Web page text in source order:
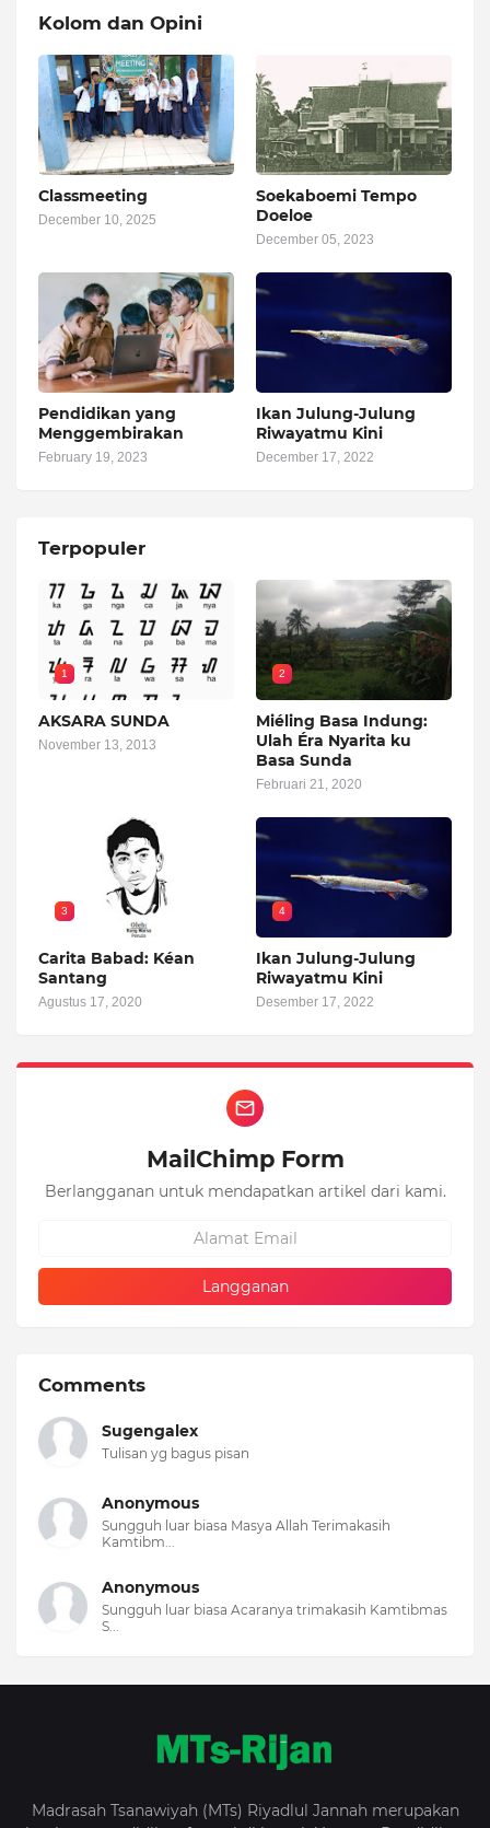
Kolom dan Opini
Classmeeting
December 10, 2025
Soekaboemi Tempo
Doeloe
December 05, 2023
Pendidikan yang
Menggembirakan
February 19, 2023
Ikan Julung-Julung
Riwayatmu Kini
December 17, 2022
Terpopuler
1
AKSARA SUNDA
November 13, 2013
2
Miéling Basa Indung:
Ulah Éra Nyarita ku
Basa Sunda
Februari 21, 2020
3
Carita Babad: Kéan
Santang
Agustus 17, 2020
4
Ikan Julung-Julung
Riwayatmu Kini
Desember 17, 2022
MailChimp Form
Berlangganan untuk mendapatkan artikel dari kami.
Comments
Sugengalex
Tulisan yg bagus pisan
Anonymous
Sungguh luar biasa Masya Allah Terimakasih
Kamtibm...
Anonymous
Sungguh luar biasa Acaranya trimakasih Kamtibmas
S...
Madrasah Tsanawiyah (MTs) Riyadlul Jannah merupakan